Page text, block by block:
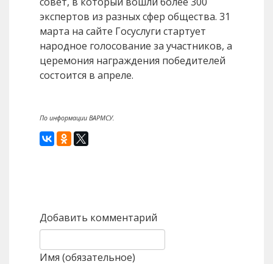
экспертов из разных сфер общества. 31
марта на сайте Госуслуги стартует
народное голосование за участников, а
церемония награждения победителей
состоится в апреле.
По информации ВАРМСУ.
Добавить комментарий
Имя (обязательное)